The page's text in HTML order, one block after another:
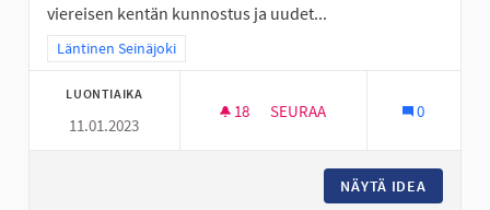
viereisen kentän kunnostus ja uudet...
Rajaa tulokset teeman mukaan: Läntinen Seinäjoki
Läntinen Seinäjoki
LUONTIAIKA
11.01.2023
18 18 SEURAAJAA
SEURAA 0
NÄYTÄ IDEA